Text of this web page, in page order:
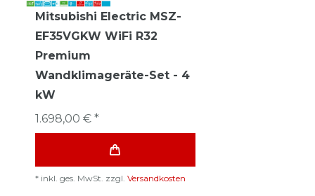
Mitsubishi Electric MSZ-
EF35VGKW WiFi R32
Premium
Wandklimageräte-Set - 4
kW
1.698,00 € *
* inkl. ges. MwSt. zzgl. Versandkosten